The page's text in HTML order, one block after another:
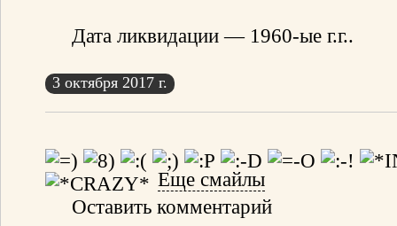
Дата ликвидации — 1960-ые г.г..
3 октября 2017 г.
Еще смайлы
Оставить комментарий